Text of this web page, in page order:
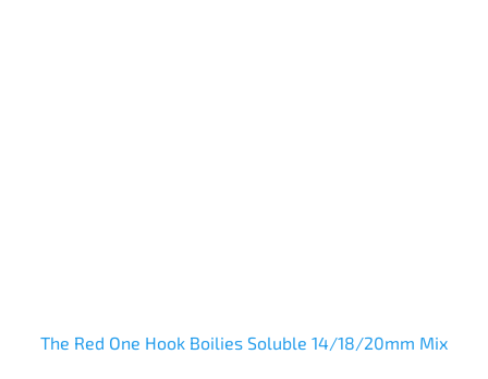
The Red One Hook Boilies Soluble 14/18/20mm Mix